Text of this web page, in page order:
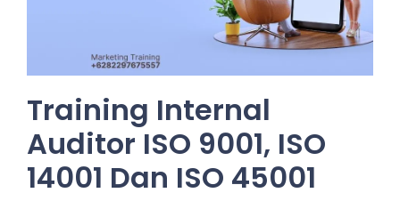
Training Internal
Auditor ISO 9001, ISO
14001 Dan ISO 45001